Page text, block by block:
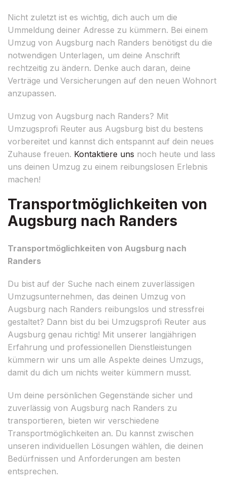
Nicht zuletzt ist es wichtig, dich auch um die
Ummeldung deiner Adresse zu kümmern. Bei einem
Umzug von Augsburg nach Randers benötigst du die
notwendigen Unterlagen, um deine Anschrift
rechtzeitig zu ändern. Denke auch daran, deine
Verträge und Versicherungen auf den neuen Wohnort
anzupassen.
Umzug von Augsburg nach Randers? Mit
Umzugsprofi Reuter aus Augsburg bist du bestens
vorbereitet und kannst dich entspannt auf dein neues
Zuhause freuen. Kontaktiere uns noch heute und lass
uns deinen Umzug zu einem reibungslosen Erlebnis
machen!
Transportmöglichkeiten von
Augsburg nach Randers
Transportmöglichkeiten von Augsburg nach
Randers
Du bist auf der Suche nach einem zuverlässigen
Umzugsunternehmen, das deinen Umzug von
Augsburg nach Randers reibungslos und stressfrei
gestaltet? Dann bist du bei Umzugsprofi Reuter aus
Augsburg genau richtig! Mit unserer langjährigen
Erfahrung und professionellen Dienstleistungen
kümmern wir uns um alle Aspekte deines Umzugs,
damit du dich um nichts weiter kümmern musst.
Um deine persönlichen Gegenstände sicher und
zuverlässig von Augsburg nach Randers zu
transportieren, bieten wir verschiedene
Transportmöglichkeiten an. Du kannst zwischen
unseren individuellen Lösungen wählen, die deinen
Bedürfnissen und Anforderungen am besten
entsprechen.